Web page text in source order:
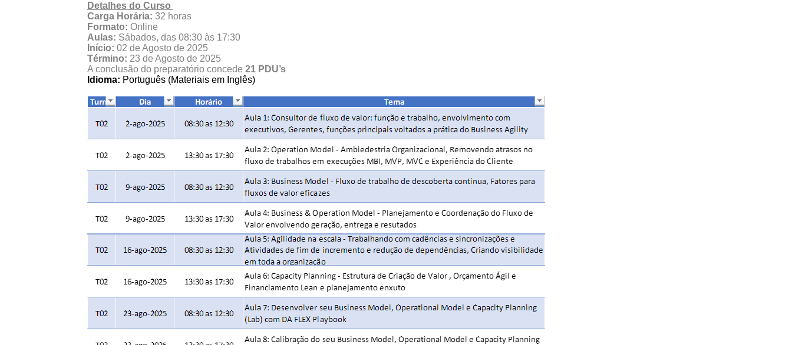
Detalhes do Curso
Carga Horária: 32 horas
Formato: Online
Aulas: Sábados, das 08:30 às 17:30
Início: 02 de Agosto de 2025
Término: 23 de Agosto de 2025
A conclusão do preparatório concede 21 PDU’s
Idioma: Português (Materiais em Inglês)